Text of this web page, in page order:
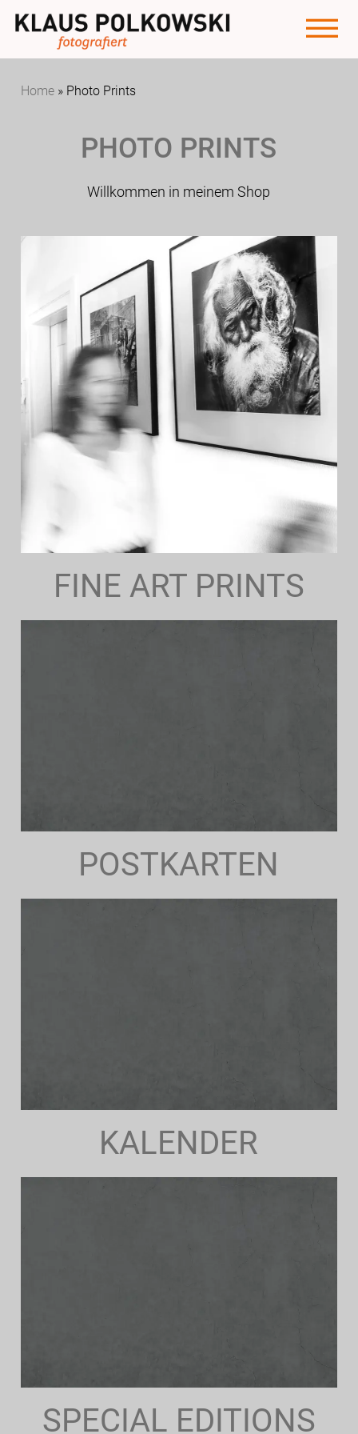
Home » Photo Prints
PHOTO PRINTS
Willkommen in meinem Shop
FINE ART PRINTS
POSTKARTEN
KALENDER
SPECIAL EDITIONS